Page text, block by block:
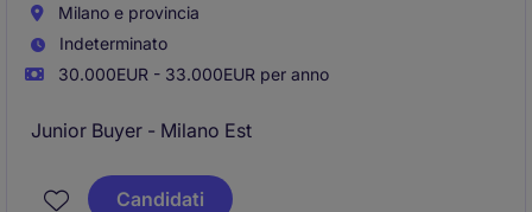
Milano e provincia
Indeterminato
30.000EUR - 33.000EUR per anno
Junior Buyer - Milano Est
Candidati